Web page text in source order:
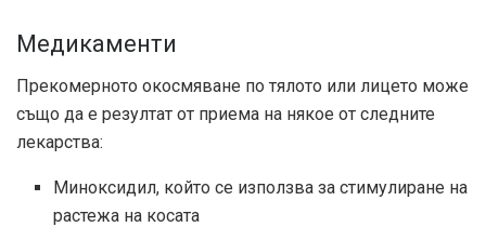
Медикаменти
Прекомерното окосмяване по тялото или лицето може
също да е резултат от приема на някое от следните
лекарства:
Миноксидил, който се използва за стимулиране на
растежа на косата